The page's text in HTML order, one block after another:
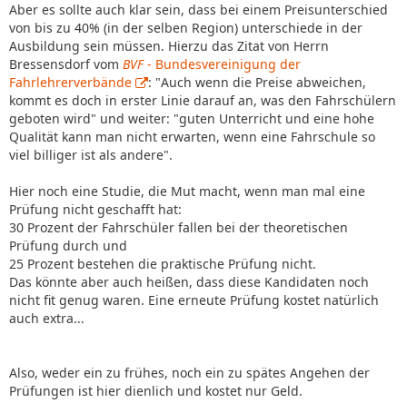
Aber es sollte auch klar sein, dass bei einem Preisunterschied
von bis zu 40% (in der selben Region) unterschiede in der
Ausbildung sein müssen. Hierzu das Zitat von Herrn
Bressensdorf vom BVF- Bundesvereinigung der
Fahrlehrerverbände
: "Auch wenn die Preise abweichen,
kommt es doch in erster Linie darauf an, was den Fahrschülern
geboten wird" und weiter: "guten Unterricht und eine hohe
Qualität kann man nicht erwarten, wenn eine Fahrschule so
viel billiger ist als andere".
Hier noch eine Studie, die Mut macht, wenn man mal eine
Prüfung nicht geschafft hat:
30 Prozent der Fahrschüler fallen bei der theoretischen
Prüfung durch und
25 Prozent bestehen die praktische Prüfung nicht.
Das könnte aber auch heißen, dass diese Kandidaten noch
nicht fit genug waren. Eine erneute Prüfung kostet natürlich
auch extra...
Also, weder ein zu frühes, noch ein zu spätes Angehen der
Prüfungen ist hier dienlich und kostet nur Geld.